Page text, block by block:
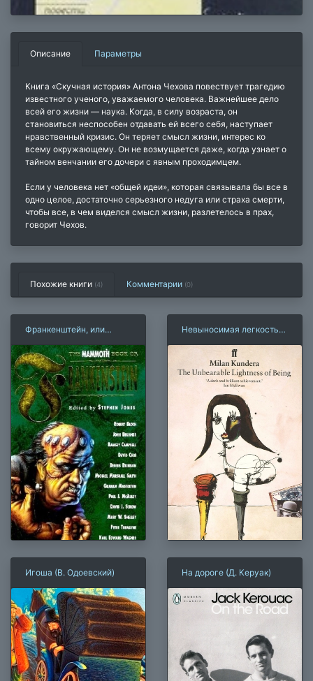
Описание Параметры
Книга «Скучная история» Антона Чехова повествует трагедию
известного ученого, уважаемого человека. Важнейшее дело
всей его жизни — наука. Когда, в силу возраста, он
становиться неспособен отдавать ей всего себя, наступает
нравственный кризис. Он теряет смысл жизни, интерес ко
всему окружающему. Он не возмущается даже, когда узнает о
тайном венчании его дочери с явным проходимцем.
Если у человека нет «общей идеи», которая связывала бы все в
одно целое, достаточно серьезного недуга или страха смерти,
чтобы все, в чем виделся смысл жизни, разлетелось в прах,
говорит Чехов.
Похожие книги (4) Комментарии (0)
Франкенштейн, или
Невыносимая легкость
Игоша (В. Одоевский) На дороге (Д. Керуак)